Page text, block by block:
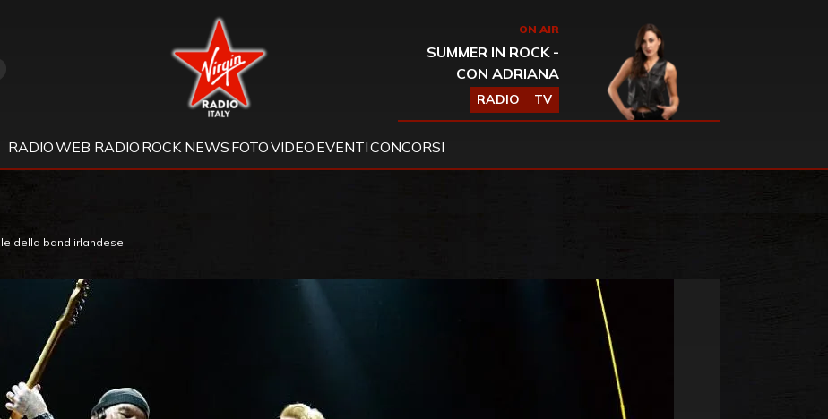
Virgin Radio ON AIR
SUMMER IN ROCK -
CON ADRIANA
RADIO TV
RADIOWEB RADIO ROCK NEWS FOTOVIDEO EVENTICONCORSI
della band irlandese